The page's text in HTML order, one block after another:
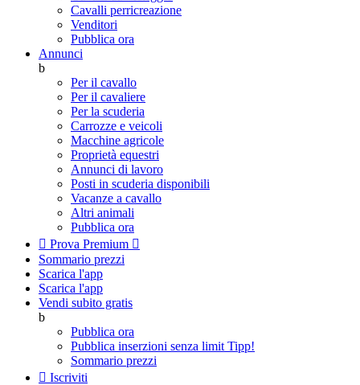
Cavalli perricreazione
Venditori
Pubblica ora
Annunci
b
Per il cavallo
Per il cavaliere
Per la scuderia
Carrozze e veicoli
Macchine agricole
Proprietà equestri
Annunci di lavoro
Posti in scuderia disponibili
Vacanze a cavallo
Altri animali
Pubblica ora
 Prova Premium 
Sommario prezzi
Scarica l'app
Scarica l'app
Vendi subito gratis
b
Pubblica ora
Pubblica inserzioni senza limit Tipp!
Sommario prezzi
 Iscriviti